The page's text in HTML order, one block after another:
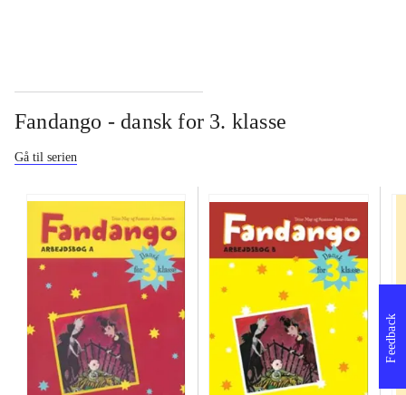
Fandango - dansk for 3. klasse
Gå til serien
Feedback